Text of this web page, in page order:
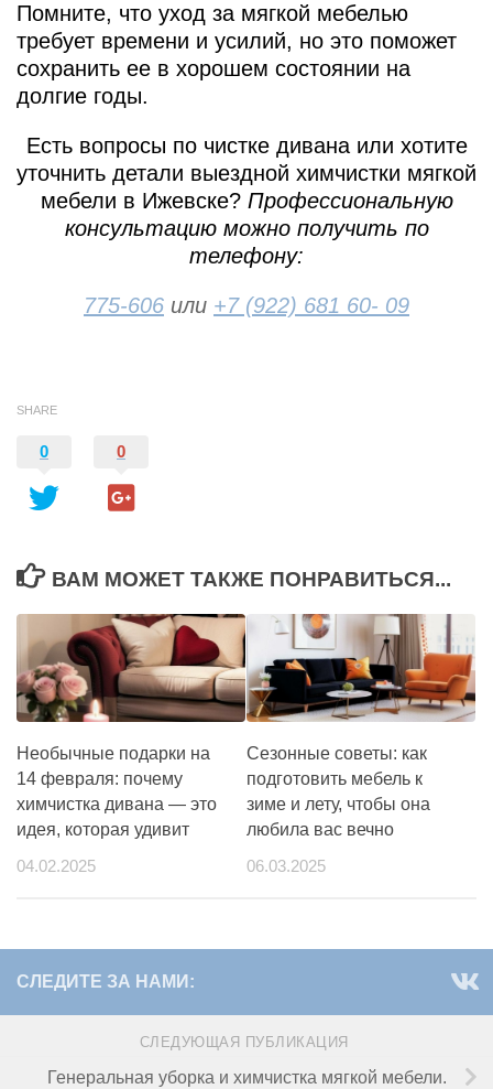
Помните, что уход за мягкой мебелью
требует времени и усилий, но это поможет
сохранить ее в хорошем состоянии на
долгие годы.
Есть вопросы по чистке дивана или хотите
уточнить детали выездной химчистки мягкой
мебели в Ижевске? Профессиональную
консультацию можно получить по
телефону:
775-606 или +7 (922) 681 60- 09
SHARE
0 0
ВАМ МОЖЕТ ТАКЖЕ ПОНРАВИТЬСЯ...
Необычные подарки на
14 февраля: почему
химчистка дивана — это
идея, которая удивит
04.02.2025
Сезонные советы: как
подготовить мебель к
зиме и лету, чтобы она
любила вас вечно
06.03.2025
СЛЕДИТЕ ЗА НАМИ:
СЛЕДУЮЩАЯ ПУБЛИКАЦИЯ
Генеральная уборка и химчистка мягкой мебели.